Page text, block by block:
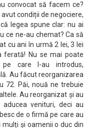
convocat să facem ce?
condiții de negociere,
legea spune clar: nu ai
ce ne-au chemat? Ca să
cu ani în urmă 2 lei, 3 lei
ferată! Nu se mai poate
pe care l-au introdus,
Au făcut reorganizarea
72. Păi, nouă ne trebuie
Au reorganizat și au
venituri, deci au
de o firmă pe care au
și oamenii o duc din